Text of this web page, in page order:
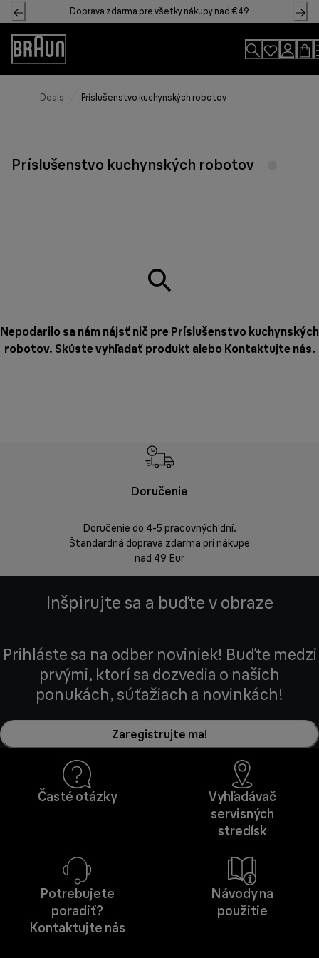
Skip
to
Content
Doprava zdarma pre všetky nákupy nad €49
Accessibility
Statement
Deals Príslušenstvo kuchynských robotov
Príslušenstvo kuchynských robotov
Nepodarilo sa nám nájsť nič pre Príslušenstvo kuchynských
robotov. Skúste vyhľadať produkt alebo Kontaktujte nás.
Doručenie
Doručenie do 4-5 pracovných dní.
Štandardná doprava zdarma pri nákupe
nad 49 Eur
Inšpirujte sa a buďte v obraze
Prihláste sa na odber noviniek! Buďte medzi
prvými, ktorí sa dozvedia o našich
ponukách, súťažiach a novinkách!
Zaregistrujte ma!
Časté otázky
Vyhľadávač
servisných
stredísk
Potrebujete
poradiť?
Kontaktujte nás
Návody na
použitie